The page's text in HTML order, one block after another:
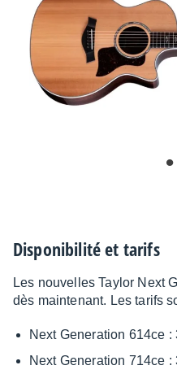
Dispo­ni­bi­lité et tarifs
Les nouvelles Taylor Next
dès main­te­nant. Les tarifs
Next Gene­ra­tion 614ce :
Next Gene­ra­tion 714ce :